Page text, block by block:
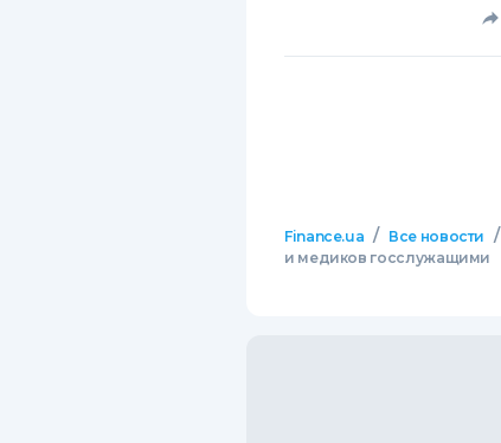
Finance.ua / Все новости /
и медиков госслужащими